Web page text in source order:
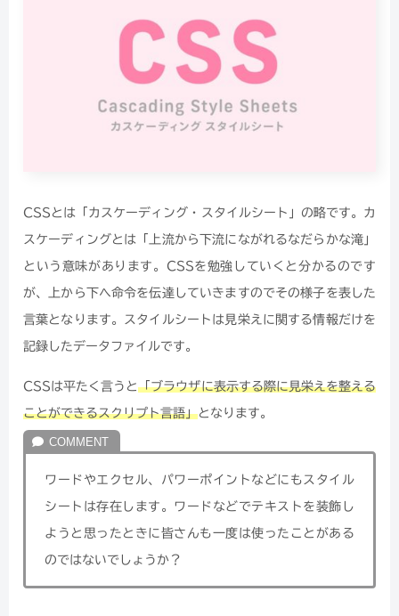
CSSとは「カスケーディング・スタイルシート」の略です。カ
スケーディングとは「上流から下流にながれるなだらかな滝」
という意味があります。CSSを勉強していくと分かるのです
が、上から下へ命令を伝達していきますのでその様子を表した
言葉となります。スタイルシートは見栄えに関する情報だけを
記録したデータファイルです。
CSSは平たく言うと「ブラウザに表示する際に見栄えを整える
ことができるスクリプト言語」となります。
ワードやエクセル、パワーポイントなどにもスタイル
シートは存在します。ワードなどでテキストを装飾し
ようと思ったときに皆さんも一度は使ったことがある
のではないでしょうか？